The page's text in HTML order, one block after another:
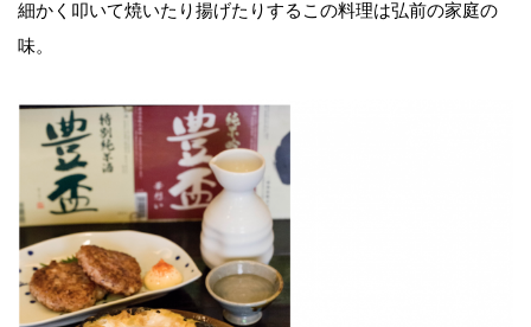
細かく叩いて焼いたり揚げたりするこの料理は弘前の家庭の
味。